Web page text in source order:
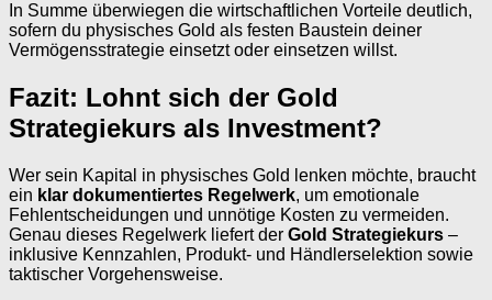
In Summe überwiegen die wirtschaftlichen Vorteile deutlich,
sofern du physisches Gold als festen Baustein deiner
Vermögensstrategie einsetzt oder einsetzen willst.
Fazit: Lohnt sich der Gold
Strategiekurs als Investment?
Wer sein Kapital in physisches Gold lenken möchte, braucht
ein klar dokumentiertes Regelwerk, um emotionale
Fehlentscheidungen und unnötige Kosten zu vermeiden.
Genau dieses Regelwerk liefert der Gold Strategiekurs –
inklusive Kennzahlen, Produkt- und Händlerselektion sowie
taktischer Vorgehensweise.